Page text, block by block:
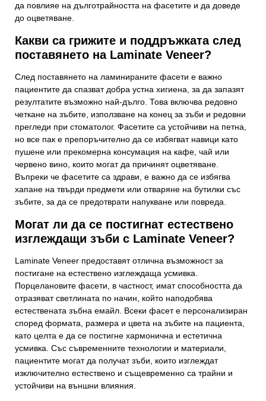
да повлияе на дълготрайността на фасетите и да доведе
до оцветяване.
Какви са грижите и поддръжката след
поставянето на Laminate Veneer?
След поставянето на ламинираните фасети е важно
пациентите да спазват добра устна хигиена, за да запазят
резултатите възможно най-дълго. Това включва редовно
четкане на зъбите, използване на конец за зъби и редовни
прегледи при стоматолог. Фасетите са устойчиви на петна,
но все пак е препоръчително да се избягват навици като
пушене или прекомерна консумация на кафе, чай или
червено вино, които могат да причинят оцветяване.
Въпреки че фасетите са здрави, е важно да се избягва
хапане на твърди предмети или отваряне на бутилки със
зъбите, за да се предотврати напукване или повреда.
Могат ли да се постигнат естествено
изглеждащи зъби с Laminate Veneer?
Laminate Veneer предоставят отлична възможност за
постигане на естествено изглеждаща усмивка.
Порцелановите фасети, в частност, имат способността да
отразяват светлината по начин, който наподобява
естествената зъбна емайл. Всеки фасет е персонализиран
според формата, размера и цвета на зъбите на пациента,
като целта е да се постигне хармонична и естетична
усмивка. Със съвременните технологии и материали,
пациентите могат да получат зъби, които изглеждат
изключително естествено и същевременно са трайни и
устойчиви на външни влияния.